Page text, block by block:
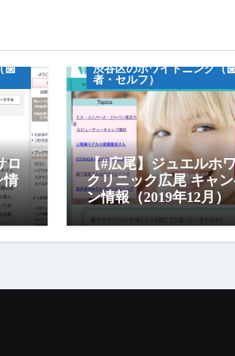
歯
ロ
情
渋谷区のホワイトニング（
者・セルフ）
【#広尾】ジュエルホ
クリニック広尾 キャ
ン情報（2019年12月）